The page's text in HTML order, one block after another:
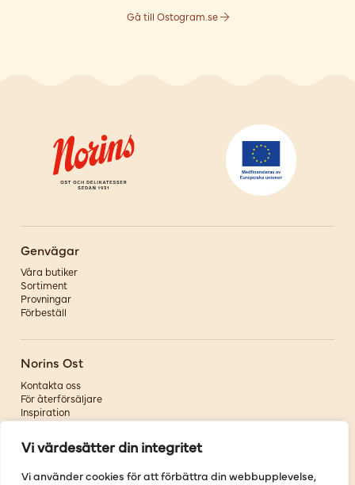
Vi värdesätter din integritet
Vi använder cookies för att förbättra din webbupplevelse,
Gå till Ostogram.se
Genvägar
Våra butiker
Sortiment
Provningar
Förbeställ
Norins Ost
Kontakta oss
För återförsäljare
Inspiration
Om oss
Följ oss